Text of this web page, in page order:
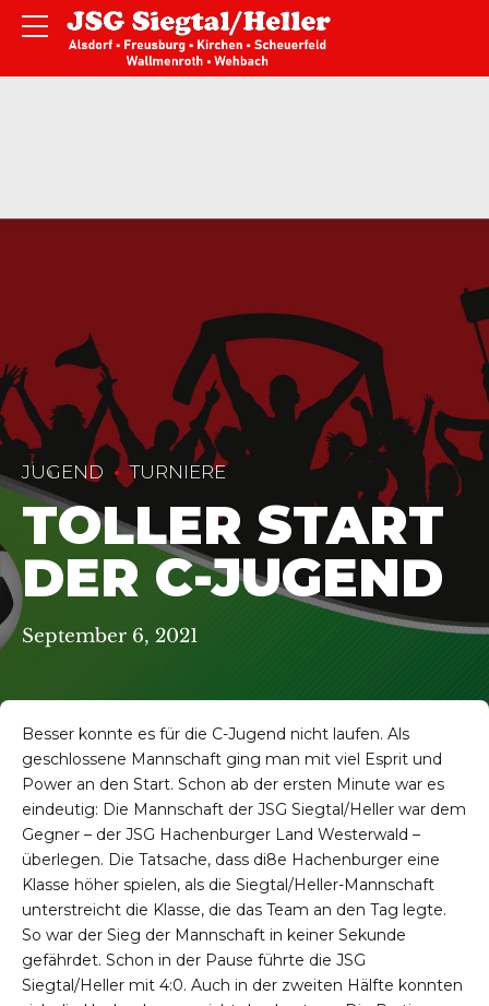
JUGEND TURNIERE
TOLLER START
DER C-JUGEND
September 6, 2021
Besser konnte es für die C-Jugend nicht laufen. Als
geschlossene Mannschaft ging man mit viel Esprit und
Power an den Start. Schon ab der ersten Minute war es
eindeutig: Die Mannschaft der JSG Siegtal/Heller war dem
Gegner – der JSG Hachenburger Land Westerwald –
überlegen. Die Tatsache, dass di8e Hachenburger eine
Klasse höher spielen, als die Siegtal/Heller-Mannschaft
unterstreicht die Klasse, die das Team an den Tag legte.
So war der Sieg der Mannschaft in keiner Sekunde
gefährdet. Schon in der Pause führte die JSG
Siegtal/Heller mit 4:0. Auch in der zweiten Hälfte konnten